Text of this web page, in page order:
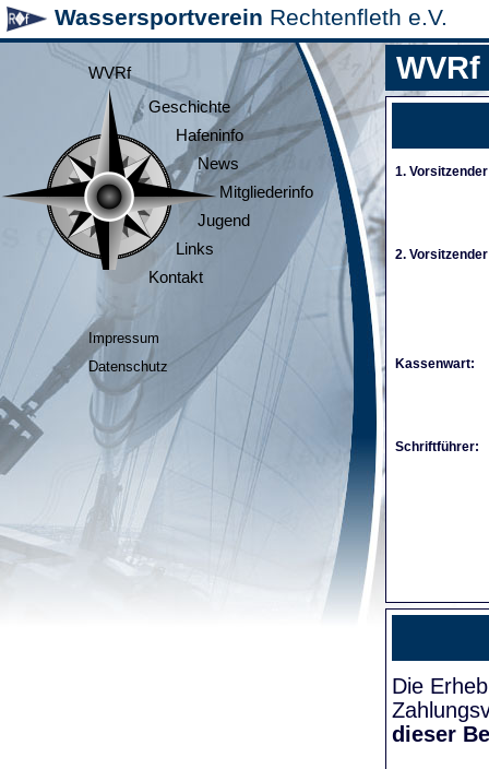
Wassersportverein Rechtenfleth e.V.
WVRf
Geschichte
Hafeninfo
News
Mitgliederinfo
Jugend
Links
Kontakt
Impressum
Datenschutz
WVRf
1.
2.
Kassenwart:
Schriftführer:
Die
dieser